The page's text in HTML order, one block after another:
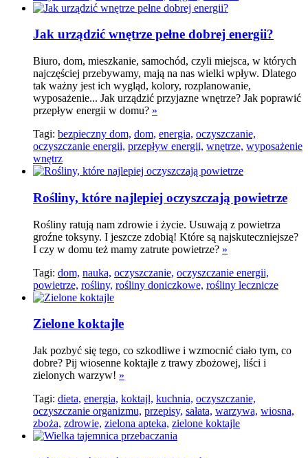
Jak urządzić wnętrze pełne dobrej energii?
Biuro, dom, mieszkanie, samochód, czyli miejsca, w których
najczęściej przebywamy, mają na nas wielki wpływ. Dlatego
tak ważny jest ich wygląd, kolory, rozplanowanie,
wyposażenie... Jak urządzić przyjazne wnętrze? Jak poprawić
przepływ energii w domu? »
Tagi: bezpieczny dom, dom, energia, oczyszczanie,
oczyszczanie energii, przepływ energii, wnętrze, wyposażenie
wnętrz
Rośliny, które najlepiej oczyszczają powietrze
Rośliny ratują nam zdrowie i życie. Usuwają z powietrza
groźne toksyny. I jeszcze zdobią! Które są najskuteczniejsze?
I czy w domu też mamy zatrute powietrze? »
Tagi: dom, nauka, oczyszczanie, oczyszczanie energii,
powietrze, rośliny, rośliny doniczkowe, rośliny lecznicze
Zielone koktajle
Jak pozbyć się tego, co szkodliwe i wzmocnić ciało tym, co
dobre? Pij wiosenne koktajle z trawy zbożowej, liści i
zielonych warzyw! »
Tagi: dieta, energia, koktajl, kuchnia, oczyszczanie,
oczyszczanie organizmu, przepisy, sałata, warzywa, wiosna,
zboża, zdrowie, zielona apteka, zielone koktajle